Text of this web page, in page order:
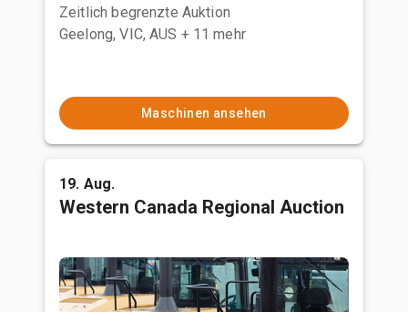
Zeitlich begrenzte Auktion
Geelong, VIC, AUS + 11 mehr
Maschinen ansehen
19. Aug.
Western Canada Regional Auction